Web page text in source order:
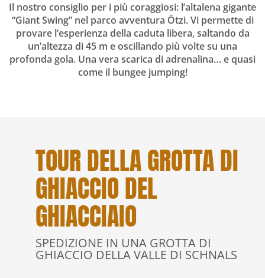
Il nostro consiglio per i più coraggiosi: l’altalena gigante
“Giant Swing” nel parco avventura Ötzi. Vi permette di
provare l’esperienza della caduta libera, saltando da
un’altezza di 45 m e oscillando più volte su una
profonda gola. Una vera scarica di adrenalina… e quasi
come il bungee jumping!
TOUR DELLA GROTTA DI
GHIACCIO DEL
GHIACCIAIO
SPEDIZIONE IN UNA GROTTA DI
GHIACCIO DELLA VALLE DI SCHNALS